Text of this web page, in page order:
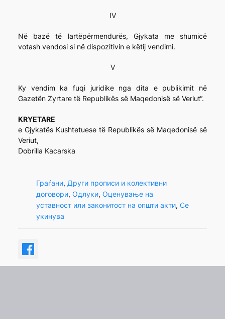
IV
Në bazë të lartëpërmendurës, Gjykata me shumicë
votash vendosi si në dispozitivin e këtij vendimi.
V
Ky vendim ka fuqi juridike nga dita e publikimit në
Gazetën Zyrtare të Republikës së Maqedonisë së Veriut“.
KRYETARE
e Gjykatës Kushtetuese të Republikës së Maqedonisë së
Veriut,
Dobrilla Kacarska
Граѓани, Други прописи и колективни
договори, Одлуки, Оценување на
уставност или законитост на општи акти, Се
укинува